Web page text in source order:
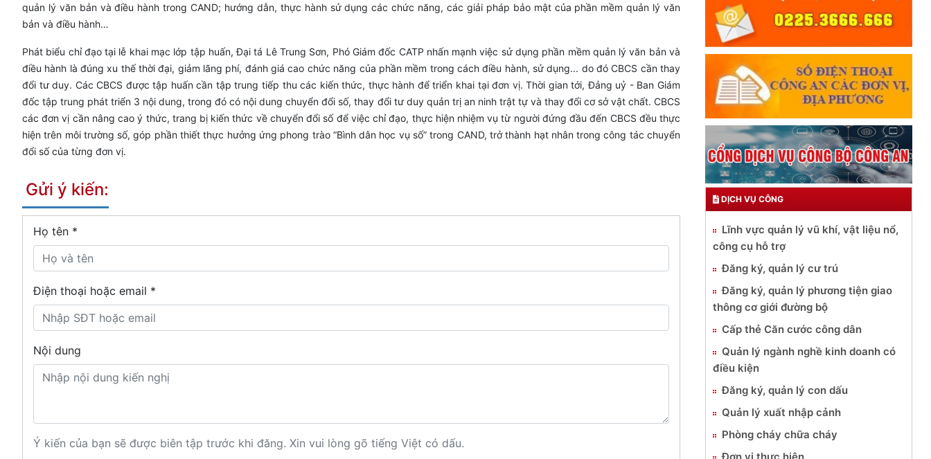
quản lý văn bản và điều hành trong CAND; hướng dẫn, thực hành sử dụng các chức năng, các giải pháp bảo mật của phần mềm quản lý văn
bản và điều hành…
Phát biểu chỉ đạo tại lễ khai mạc lớp tập huấn, Đại tá Lê Trung Sơn, Phó Giám đốc CATP nhấn mạnh việc sử dụng phần mềm quản lý văn bản và
điều hành là đúng xu thế thời đại, giảm lãng phí, đánh giá cao chức năng của phần mềm trong cách điều hành, sử dụng... do đó CBCS cần thay
đổi tư duy. Các CBCS được tập huấn cần tập trung tiếp thu các kiến thức, thực hành để triển khai tại đơn vị. Thời gian tới, Đảng uỷ - Ban Giám
đốc tập trung phát triển 3 nội dung, trong đó có nội dung chuyển đổi số, thay đổi tư duy quản trị an ninh trật tự và thay đổi cơ sở vật chất. CBCS
các đơn vị cần nâng cao ý thức, trang bị kiến thức về chuyển đổi số để việc chỉ đạo, thực hiện nhiệm vụ từ người đứng đầu đến CBCS đều thực
hiện trên môi trường số, góp phần thiết thực hưởng ứng phong trào “Bình dân học vụ số” trong CAND, trở thành hạt nhân trong công tác chuyển
đổi số của từng đơn vị.
Gửi ý kiến:
Họ tên *
Điện thoại hoặc email *
Nội dung
Ý kiến của bạn sẽ được biên tập trước khi đăng. Xin vui lòng gõ tiếng Việt có dấu.
DỊCH VỤ CÔNG
Lĩnh vực quản lý vũ khí, vật liệu nổ,
công cụ hỗ trợ
Đăng ký, quản lý cư trú
Đăng ký, quản lý phương tiện giao
thông cơ giới đường bộ
Cấp thẻ Căn cước công dân
Quản lý ngành nghề kinh doanh có
điều kiện
Đăng ký, quản lý con dấu
Quản lý xuất nhập cảnh
Phòng cháy chữa cháy